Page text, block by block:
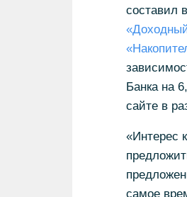
составил
Банка на
сайте в
«Интерес
самое